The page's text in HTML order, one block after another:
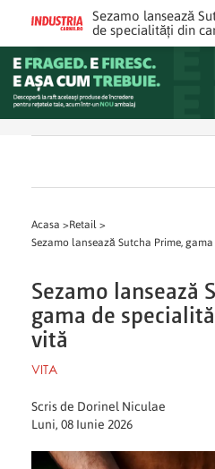
Sezamo lansează
de specialități din
Acasa >Retail >
Sezamo lansează Sutcha Prime,
Sezamo lansează
gama de
vită
VITA
Scris de Dorinel Niculae
Luni, 08 Iunie 2026